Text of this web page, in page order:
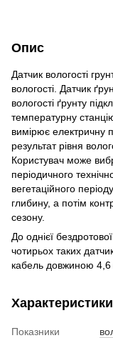
Опис
Датчик вологості
вологості. Датчик
вологості ґрунту
температурну
вимірює електричну
результат рівня
Користувач може
періодичного
вегетаційного
глибину, а потім
сезону.
До однієї
чотирьох таких
кабель довжиною 4,6
Характеристики
Показники